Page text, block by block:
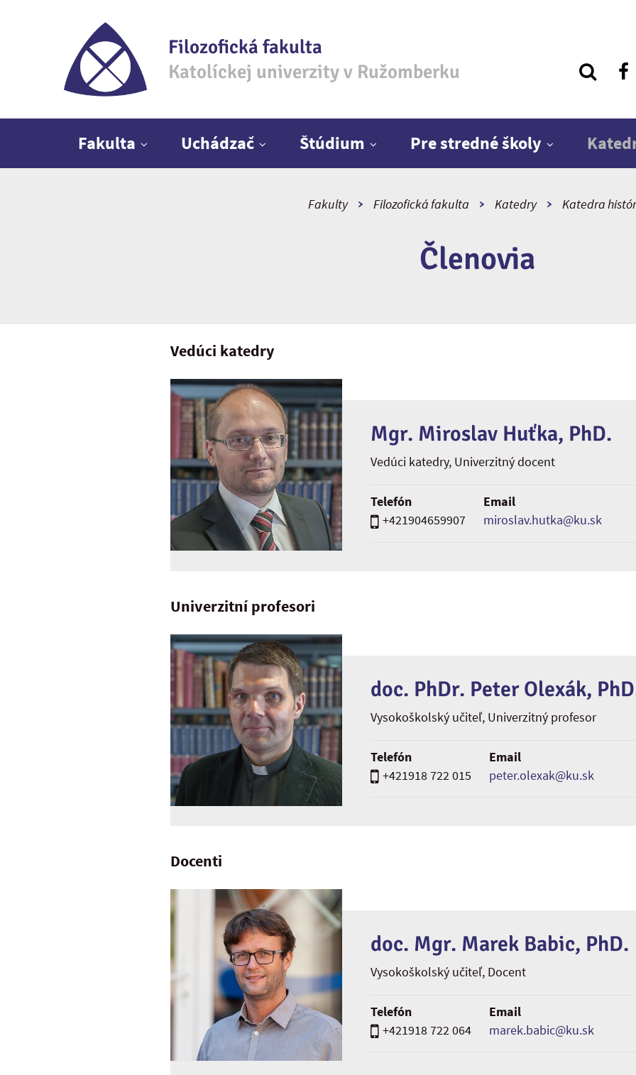
Filozofická fakulta
Katolíckej univerzity v Ružomberku
Fakulta Uchádzač Štúdium Pre stredné školy
Fakulty Filozofická fakulta Katedry Katedra
Členovia
Vedúci katedry
Mgr. Miroslav Huťka, PhD.
Vedúci katedry, Univerzitný docent
Telefón
+421904659907
Email
miroslav.hutka@ku.sk
Univerzitní profesori
doc. PhDr. Peter Olexák,
Vysokoškolský učiteľ, Univerzitný profesor
Telefón
+421918 722 015
Email
peter.olexak@ku.sk
Docenti
doc. Mgr. Marek Babic, PhD.
Vysokoškolský učiteľ, Docent
Telefón
+421918 722 064
Email
marek.babic@ku.sk